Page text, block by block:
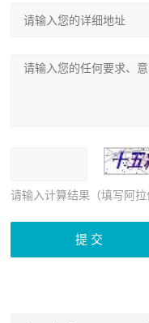
请输入计算结果（填写阿